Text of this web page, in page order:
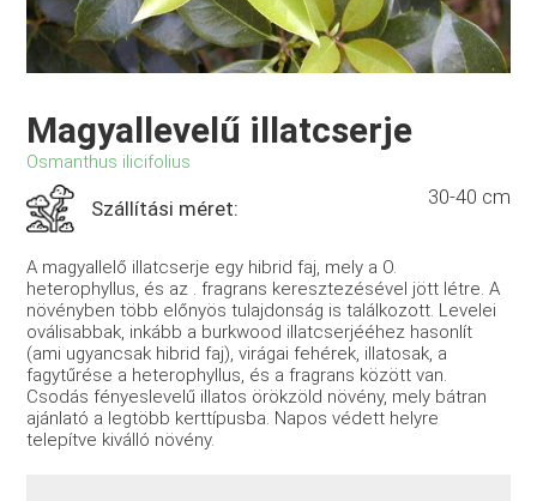
Magyallevelű illatcserje
Osmanthus ilicifolius
Szállítási méret: 30-40 cm
A magyallelő illatcserje egy hibrid faj, mely a O.
heterophyllus, és az . fragrans keresztezésével jött létre. A
növényben több előnyös tulajdonság is találkozott. Levelei
oválisabbak, inkább a burkwood illatcserjééhez hasonlít
(ami ugyancsak hibrid faj), virágai fehérek, illatosak, a
fagytűrése a heterophyllus, és a fragrans között van.
Csodás fényeslevelű illatos örökzöld növény, mely bátran
ajánlató a legtöbb kerttípusba. Napos védett helyre
telepítve kiválló növény.